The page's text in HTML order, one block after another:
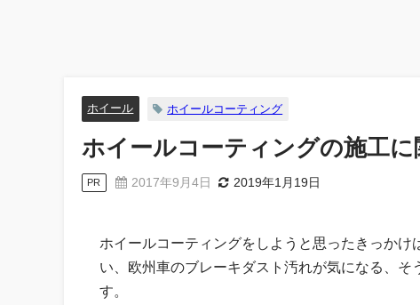
ホイール ホイールコーティング
ホイールコーティングの施工に
PR 2017年9月4日 2019年1月19日
ホイールコーティングをしようと思ったきっか
い、欧州車のブレーキダスト汚れが気になる、
す。